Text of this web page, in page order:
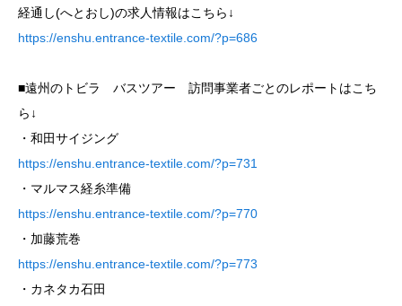
経通し(へとおし)の求人情報はこちら↓
https://enshu.entrance-textile.com/?p=686
■遠州のトビラ バスツアー 訪問事業者ごとのレポートはこち
ら↓
・和田サイジング
https://enshu.entrance-textile.com/?p=731
・マルマス経糸準備
https://enshu.entrance-textile.com/?p=770
・加藤荒巻
https://enshu.entrance-textile.com/?p=773
・カネタカ石田